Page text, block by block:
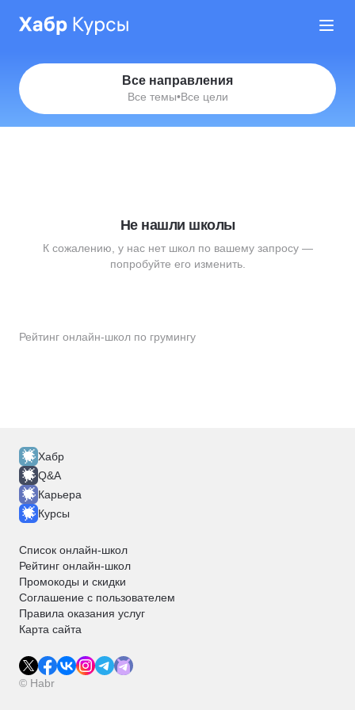
Все направления
Все темы•Все цели
Рейтинг онлайн-школ по грумингу
Не нашли школы
К сожалению, у нас нет школ по вашему запросу —
попробуйте его изменить.
Хабр
Q&A
Карьера
Курсы
Список онлайн-школ
Рейтинг онлайн-школ
Промокоды и скидки
Соглашение с пользователем
Правила оказания услуг
Карта сайта
© Habr